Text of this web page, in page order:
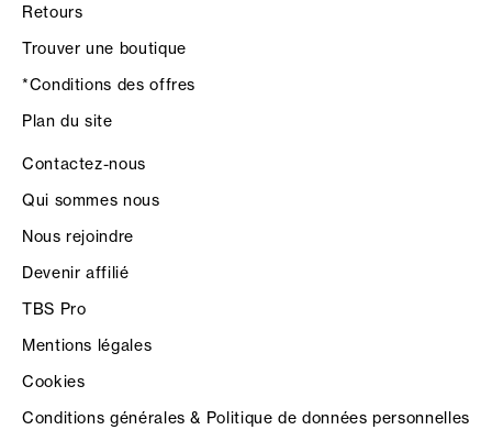
Retours
Trouver une boutique
*Conditions des offres
Plan du site
Contactez-nous
Qui sommes nous
Nous rejoindre
Devenir affilié
TBS Pro
Mentions légales
Cookies
Conditions générales & Politique de données personnelles